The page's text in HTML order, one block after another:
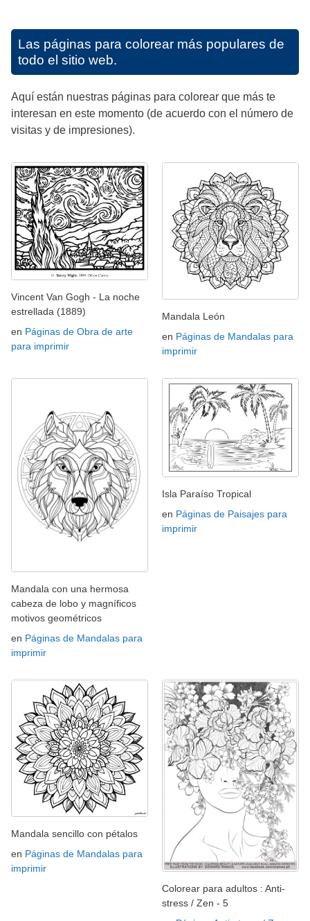
Las páginas para colorear más populares de
todo el sitio web.
Aquí están nuestras páginas para colorear que más te
interesan en este momento (de acuerdo con el número de
visitas y de impresiones).
Vincent Van Gogh - La noche
estrellada (1889)
en Páginas de Obra de arte
para imprimir
Mandala León
en Páginas de Mandalas para
imprimir
Mandala con una hermosa
cabeza de lobo y magníficos
motivos geométricos
en Páginas de Mandalas para
imprimir
Isla Paraíso Tropical
en Páginas de Paisajes para
imprimir
Mandala sencillo con pétalos
en Páginas de Mandalas para
imprimir
Colorear para adultos : Anti-
stress / Zen - 5